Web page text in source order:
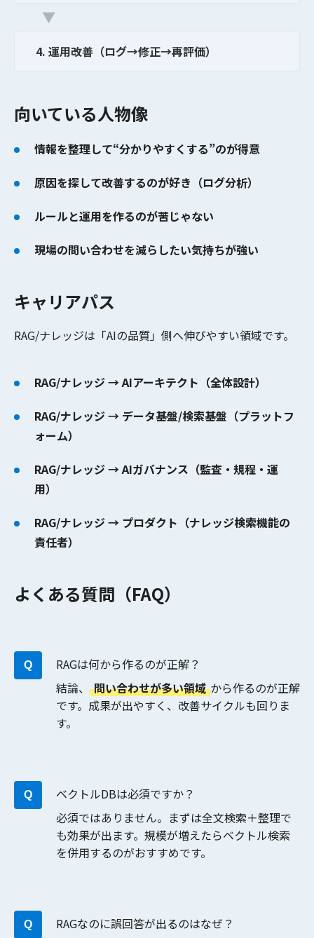
▼
4. 運用改善（ログ→修正→再評価）
向いている人物像
情報を整理して“分かりやすくする”のが得意
原因を探して改善するのが好き（ログ分析）
ルールと運用を作るのが苦じゃない
現場の問い合わせを減らしたい気持ちが強い
キャリアパス
RAG/ナレッジは「AIの品質」側へ伸びやすい領域です。
RAG/ナレッジ → AIアーキテクト（全体設計）
RAG/ナレッジ → データ基盤/検索基盤（プラットフ
ォーム）
RAG/ナレッジ → AIガバナンス（監査・規程・運
用）
RAG/ナレッジ → プロダクト（ナレッジ検索機能の
責任者）
よくある質問（FAQ）
RAGは何から作るのが正解？
結論、
問い合わせが多い領域 から作るのが正解
です。成果が出やすく、改善サイクルも回りま
す。
ベクトルDBは必須ですか？
必須ではありません。まずは全文検索＋整理で
も効果が出ます。規模が増えたらベクトル検索
を併用するのがおすすめです。
RAGなのに誤回答が出るのはなぜ？